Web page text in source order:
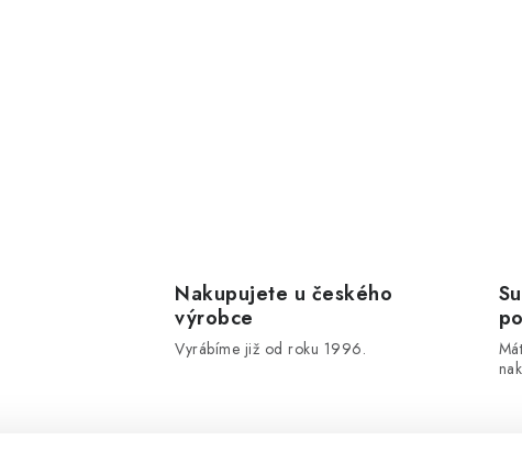
Nakupujete u českého
výrobce
Vyrábíme již od roku 1996.